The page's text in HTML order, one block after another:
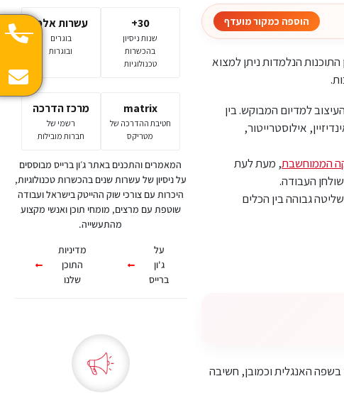
הוספה כמקור מועדף
הנלמדות ניתן למצוא
למדיום המבוקש. בין
אילוסטרייטור,
הממוחשבת, מעת לעת
העבודה.
גבוהה בין הכלים
האנגלית וכמובן, חשיבה
30+
שנות ניסיון
בהכשרות
טכנולוגיות
עשרות אלפי
בוגרים
ובוגרות
matrix
חטיבת ההדרכה של
מטריקס
מרכז הדרכה
רשמי של
חברות מובילות
המאמרים והתכנים באתר ג׳ון ברייס מבוססים
על ניסיון של עשרות שנים בהכשרות טכנולוגיות,
היכרות עם צורכי שוק ההייטק בישראל ועבודה
שוטפת עם מרצים, מומחי תוכן ואנשי מקצוע
מהתעשייה.
על
ג'ון
ברייס
מדיניות
התוכן
שלנו